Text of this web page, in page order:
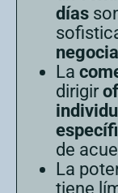
días
La
dirigir
de
La
tiene